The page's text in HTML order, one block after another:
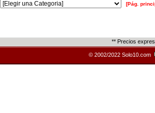
[Pág.
** Precios
© 2002/2022 Solo10.com